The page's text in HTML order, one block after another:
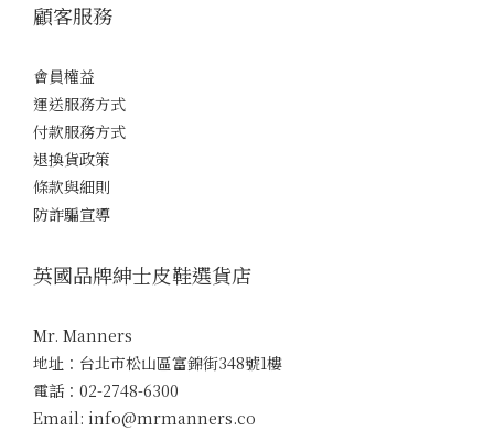
顧客服務
會員權益
運送服務方式
付款服務方式
退換貨政策
條款與細則
防詐騙宣導
英國品牌紳士皮鞋選貨店
Mr. Manners
地址：台北市松山區富錦街348號1樓
電話：02-2748-6300
Email: info@mrmanners.co